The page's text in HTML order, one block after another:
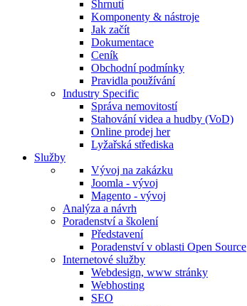
Shrnutí
Komponenty & nástroje
Jak začít
Dokumentace
Ceník
Obchodní podmínky
Pravidla používání
Industry Specific
Správa nemovitostí
Stahování videa a hudby (VoD)
Online prodej her
Lyžařská střediska
Služby
Vývoj na zakázku
Joomla - vývoj
Magento - vývoj
Analýza a návrh
Poradenství a školení
Představení
Poradenství v oblasti Open Source
Internetové služby
Webdesign, www stránky
Webhosting
SEO